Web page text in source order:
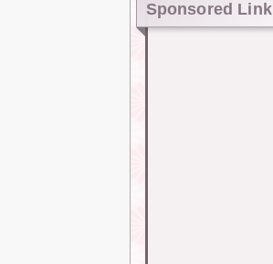
Sponsored Link